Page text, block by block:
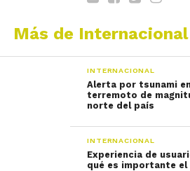
Más de Internacional
INTERNACIONAL
Alerta por tsunami
terremoto de
norte del país
INTERNACIONAL
Experiencia de
qué es importante el